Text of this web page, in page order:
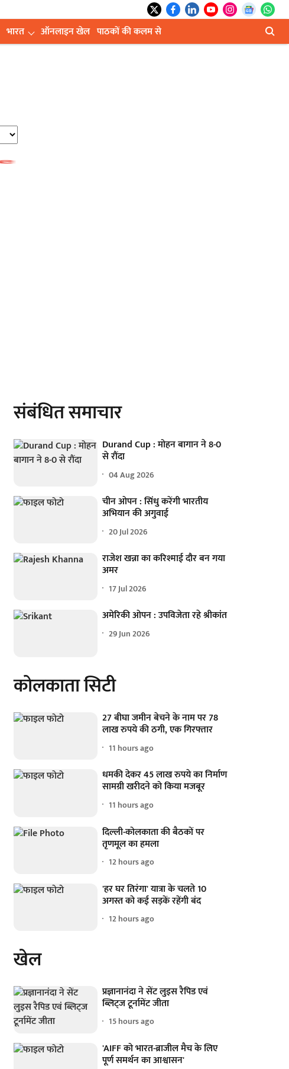
भारत ऑनलाइन खेल पाठकों की कलम से
संबंधित समाचार
Durand Cup : मोहन बागान ने 8-0
से रौंदा
04 Aug 2026
चीन ओपन : सिंधु करेंगी भारतीय
अभियान की अगुवाई
20 Jul 2026
राजेश खन्ना का करिश्माई दौर बन गया
अमर
17 Jul 2026
अमेरिकी ओपन : उपविजेता रहे श्रीकांत
29 Jun 2026
कोलकाता सिटी
27 बीघा जमीन बेचने के नाम पर 78
लाख रुपये की ठगी, एक गिरफ्तार
11 hours ago
धमकी देकर 45 लाख रुपये का निर्माण
सामग्री खरीदने को किया मजबूर
11 hours ago
दिल्ली-कोलकाता की बैठकों पर
तृणमूल का हमला
12 hours ago
'हर घर तिरंगा' यात्रा के चलते 10
अगस्त को कई सड़कें रहेंगी बंद
12 hours ago
खेल
प्रज्ञानानंदा ने सेंट लुइस रैपिड एवं
ब्लिट्ज टूर्नामेंट जीता
15 hours ago
'AIFF को भारत-ब्राजील मैच के लिए
पूर्ण समर्थन का आश्वासन'